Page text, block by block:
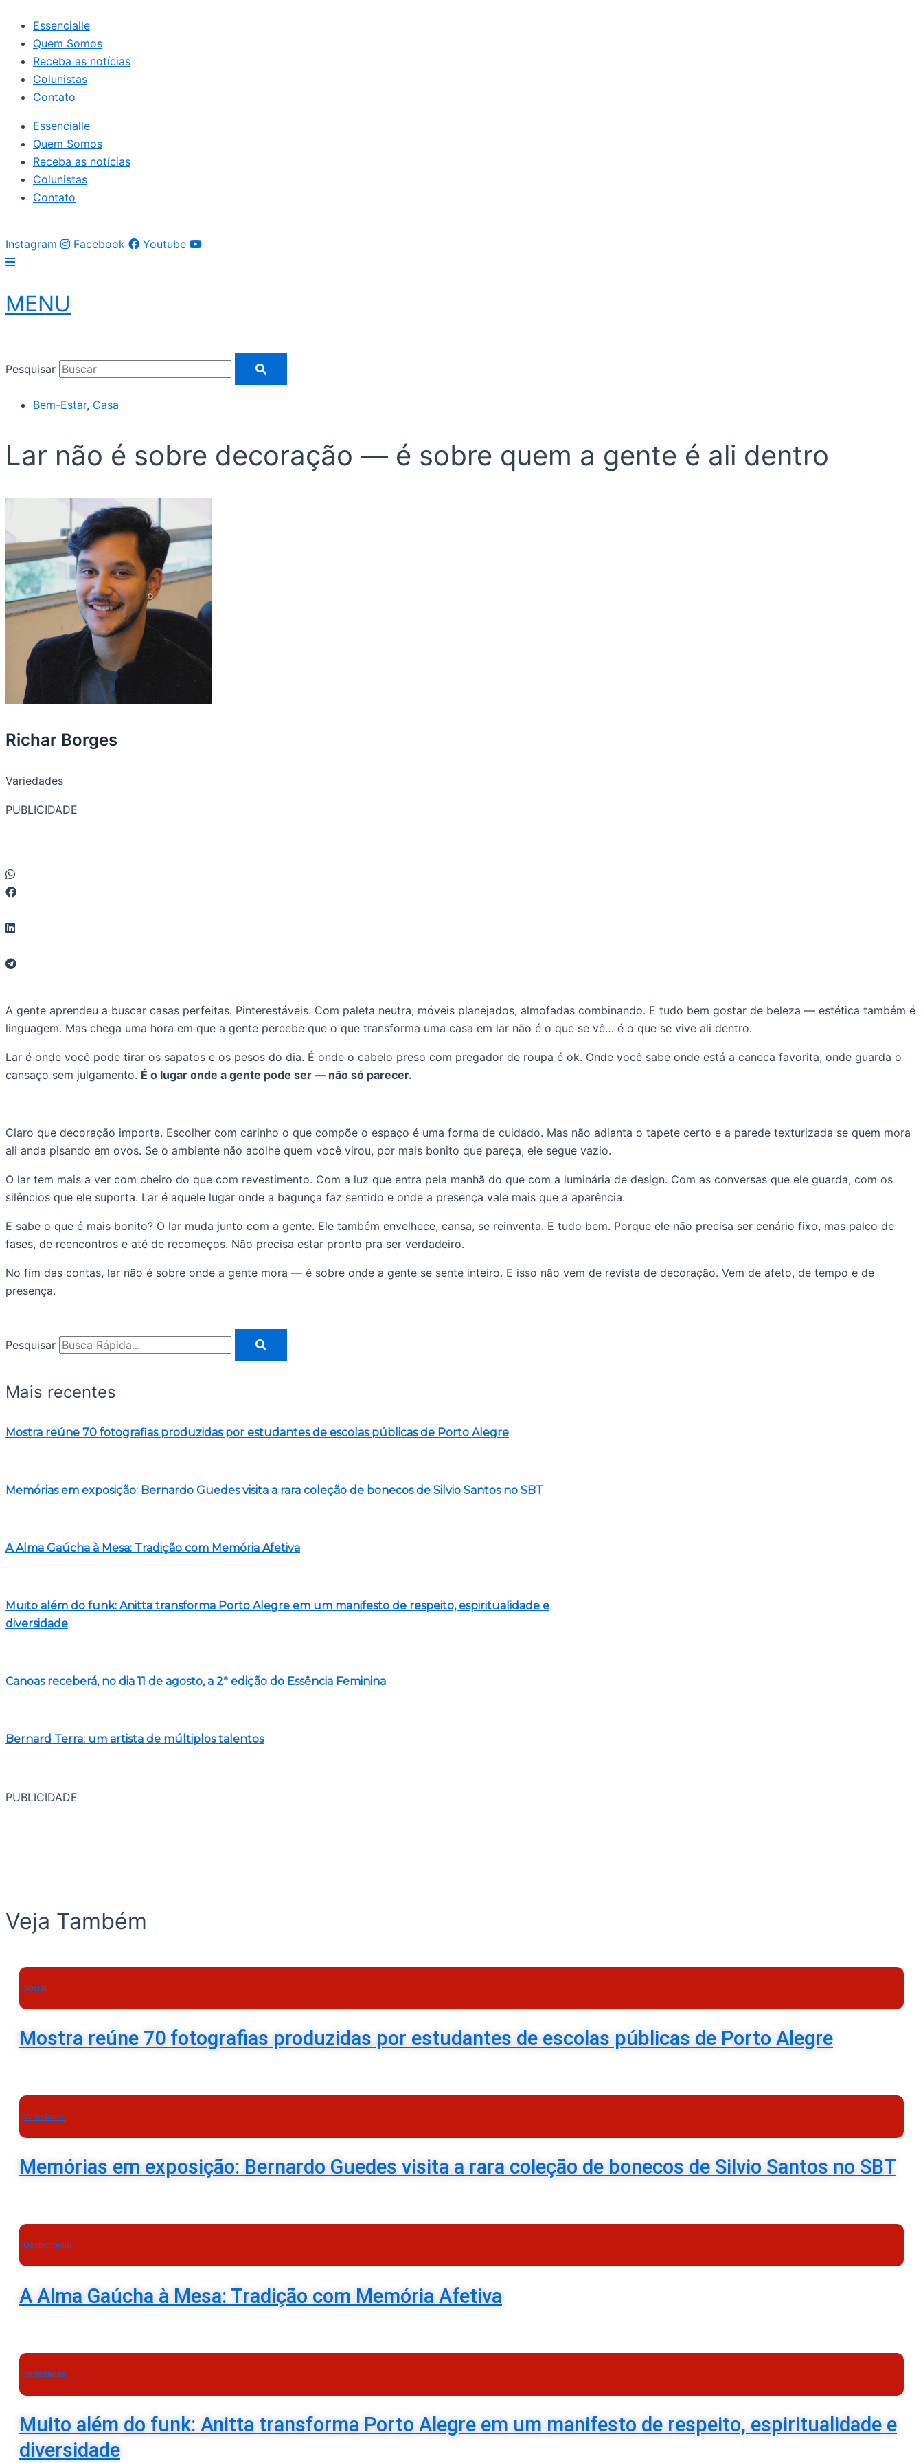
para
conteúdo
Essencialle
Quem Somos
Receba as notícias
Colunistas
Contato
Essencialle
Quem Somos
Receba as notícias
Colunistas
Contato
Instagram Facebook Youtube
MENU
Pesquisar
Bem-Estar, Casa
Lar não é sobre decoração — é sobre quem a gente é ali dentro
Richar Borges
Variedades
PUBLICIDADE
A gente aprendeu a buscar casas perfeitas. Pinterestáveis. Com paleta neutra, móveis planejados, almofadas combinando. E tudo bem gostar de beleza — estética também é
linguagem. Mas chega uma hora em que a gente percebe que o que transforma uma casa em lar não é o que se vê… é o que se vive ali dentro.
Lar é onde você pode tirar os sapatos e os pesos do dia. É onde o cabelo preso com pregador de roupa é ok. Onde você sabe onde está a caneca favorita, onde guarda o
cansaço sem julgamento. É o lugar onde a gente pode ser — não só parecer.
Claro que decoração importa. Escolher com carinho o que compõe o espaço é uma forma de cuidado. Mas não adianta o tapete certo e a parede texturizada se quem mora
ali anda pisando em ovos. Se o ambiente não acolhe quem você virou, por mais bonito que pareça, ele segue vazio.
O lar tem mais a ver com cheiro do que com revestimento. Com a luz que entra pela manhã do que com a luminária de design. Com as conversas que ele guarda, com os
silêncios que ele suporta. Lar é aquele lugar onde a bagunça faz sentido e onde a presença vale mais que a aparência.
E sabe o que é mais bonito? O lar muda junto com a gente. Ele também envelhece, cansa, se reinventa. E tudo bem. Porque ele não precisa ser cenário fixo, mas palco de
fases, de reencontros e até de recomeços. Não precisa estar pronto pra ser verdadeiro.
No fim das contas, lar não é sobre onde a gente mora — é sobre onde a gente se sente inteiro. E isso não vem de revista de decoração. Vem de afeto, de tempo e de
presença.
Pesquisar
Mais recentes
Mostra reúne 70 fotografias produzidas por estudantes de escolas públicas de Porto Alegre
Memórias em exposição: Bernardo Guedes visita a rara coleção de bonecos de Silvio Santos no SBT
A Alma Gaúcha à Mesa: Tradição com Memória Afetiva
Muito além do funk: Anitta transforma Porto Alegre em um manifesto de respeito, espiritualidade e
diversidade
Canoas receberá, no dia 11 de agosto, a 2ª edição do Essência Feminina
Bernard Terra: um artista de múltiplos talentos
PUBLICIDADE
Veja Também
Social
Mostra reúne 70 fotografias produzidas por estudantes de escolas públicas de Porto Alegre
Variedades
Memórias em exposição: Bernardo Guedes visita a rara coleção de bonecos de Silvio Santos no SBT
Gastronomia
A Alma Gaúcha à Mesa: Tradição com Memória Afetiva
Variedades
Muito além do funk: Anitta transforma Porto Alegre em um manifesto de respeito, espiritualidade e
diversidade